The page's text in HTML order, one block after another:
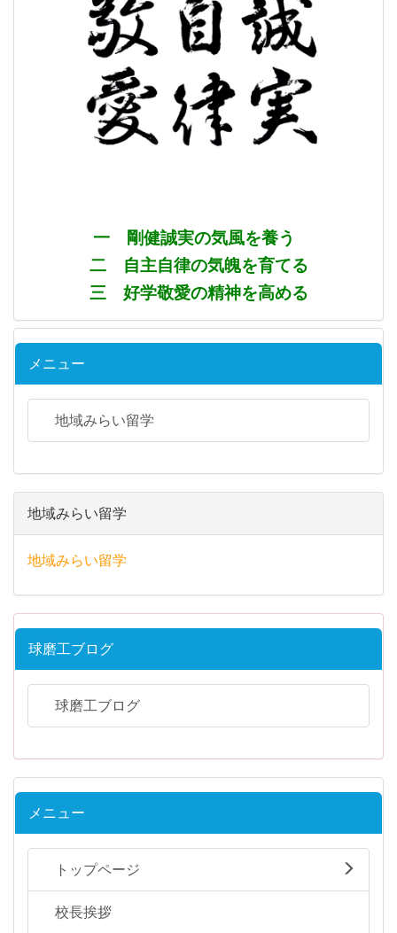
一 剛健誠実の気風を養う
二 自主自律の気魄を育てる
三 好学敬愛の精神を高める
メニュー
地域みらい留学
地域みらい留学
地域みらい留学
球磨工ブログ
球磨工ブログ
メニュー
トップページ
校長挨拶